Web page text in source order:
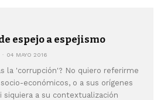
espejo a espejismo
04 MAYO 2016
la 'corrupción'? No quiero referirme
económicos, o a sus orígenes
siquiera a su contextualización